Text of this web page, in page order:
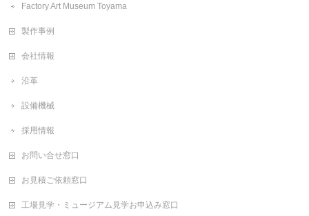
Factory Art Museum Toyama
製作事例
会社情報
沿革
設備機械
採用情報
お問い合せ窓口
お見積ご依頼窓口
工場見学・ミュージアム見学お申込み窓口